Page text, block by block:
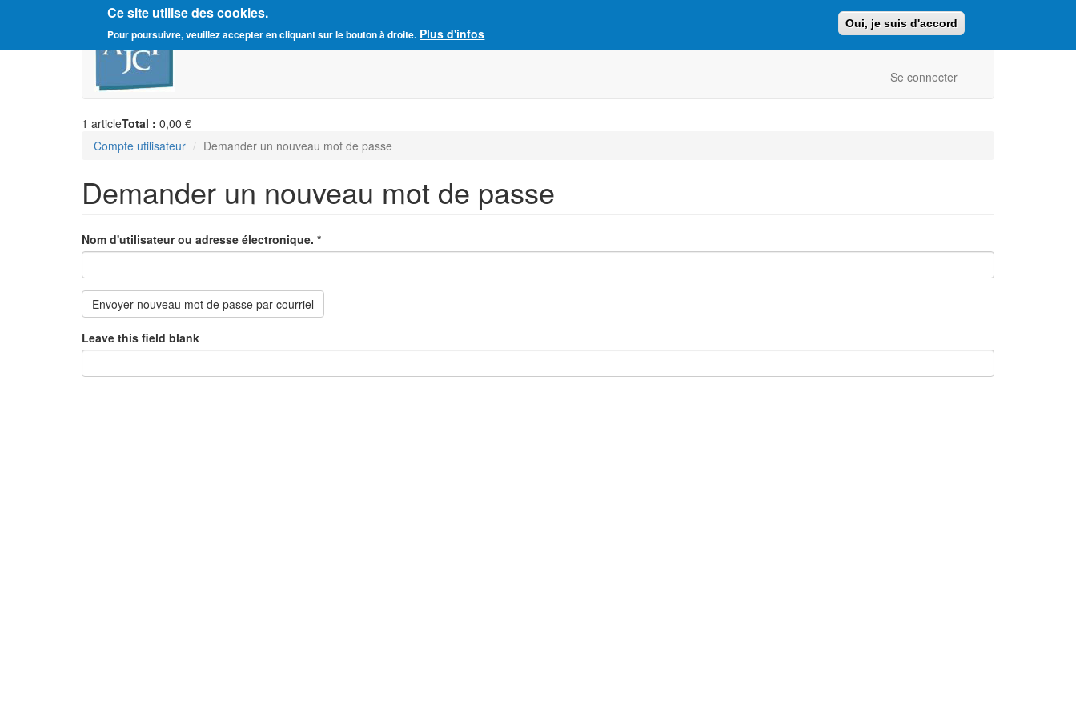
Ce site utilise des cookies.
Pour poursuivre, veuillez accepter en cliquant sur le bouton à droite. Plus d'infos
Oui, je suis d'accord
Amitié Judéo-Chrétienne de France Accueil Retour au site ajcf.fr
Se connecter
1 articleTotal : 0,00 €
Compte utilisateur
Demander un nouveau mot de passe
Demander un nouveau mot de passe
Nom d'utilisateur ou adresse électronique. *
Envoyer nouveau mot de passe par courriel
Leave this field blank